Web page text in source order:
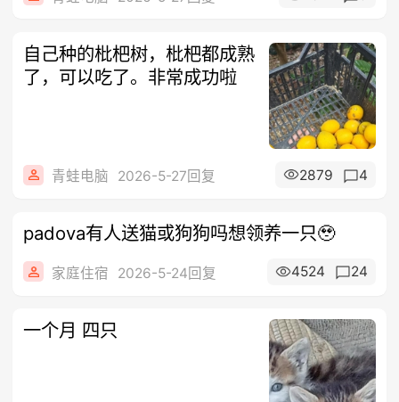
自己种的枇杷树，枇杷都成熟
了，可以吃了。非常成功啦
青蛙电脑 2026-5-27回复 2879 4
padova有人送猫或狗狗吗想领养一只🥹
家庭住宿 2026-5-24回复 4524 24
一个月 四只